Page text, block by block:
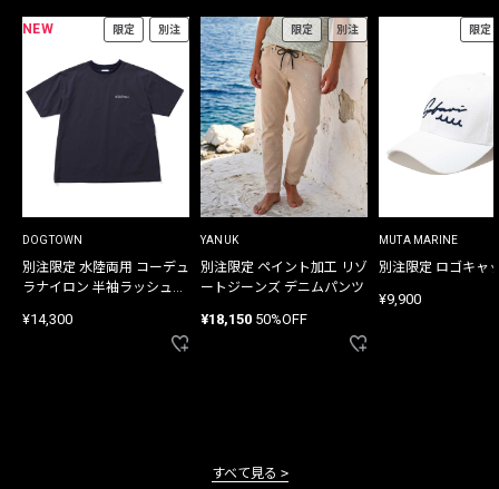
NEW 限定 別注
DOGTOWN
別注限定 水陸両用 コーデュ
ラナイロン 半袖ラッシュガ
¥14,300
限定 別注
YANUK
別注限定 ペイント加工 リゾ
ートジーンズ デニムパンツ
¥18,150 50%OFF
限定
MUTA MARINE
別注限定 ロゴキャ
¥9,900
すべて見る